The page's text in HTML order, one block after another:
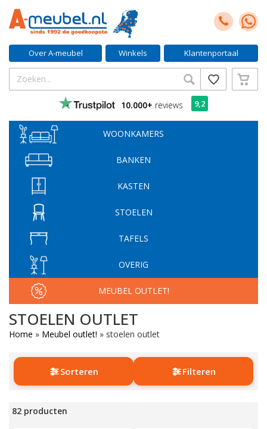
Over A-meubel Winkels Klantenportaal
10.000+ reviews 9,2
WOONKAMERS
BANKEN
KASTEN
STOELEN
TAFELS
OVERIG
MEUBEL OUTLET!
STOELEN OUTLET
Home » Meubel outlet! » stoelen outlet
Sorteren Filteren
82 producten